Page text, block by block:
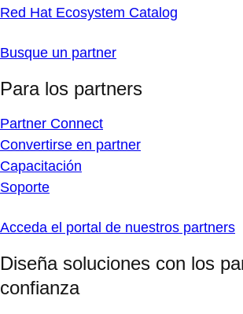
Red Hat Ecosystem Catalog
Busque un partner
Para los partners
Partner Connect
Convertirse en partner
Capacitación
Soporte
Acceda el portal de nuestros partners
Diseña soluciones con los
confianza